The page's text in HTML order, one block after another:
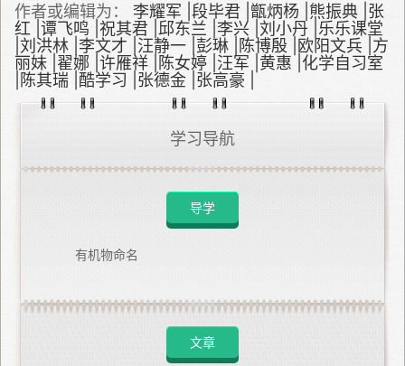
作者或编辑为： 李耀军 段毕君 甑炳杨 熊振典 张
红 谭飞鸣 祝其君 邱东兰 李兴 刘小丹
乐乐课堂
刘洪林 李文才 汪静一 彭琳 陈博殷 欧阳文兵 方
丽妹 翟娜 许雁祥 陈女婷 汪军 黄惠| 化学自习室
陈其瑞 酷学习 张德金 张高豪
学习导航
导学
有机物命名
文章